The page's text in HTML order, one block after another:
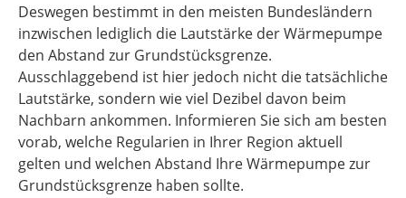
Deswegen bestimmt in den meisten Bundesländern
inzwischen lediglich die Lautstärke der Wärmepumpe
den Abstand zur Grundstücksgrenze.
Ausschlaggebend ist hier jedoch nicht die tatsächliche
Lautstärke, sondern wie viel Dezibel davon beim
Nachbarn ankommen. Informieren Sie sich am besten
vorab, welche Regularien in Ihrer Region aktuell
gelten und welchen Abstand Ihre Wärmepumpe zur
Grundstücksgrenze haben sollte.